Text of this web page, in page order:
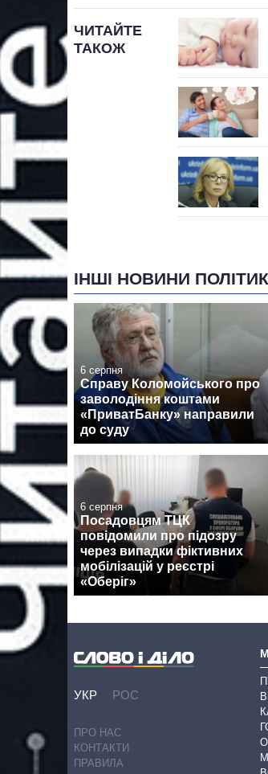
ЧИТАЙТЕ
ТАКОЖ
ІНШІ НОВИНИ
6 серпня
Справу Коломойського про
заволодіння коштами
«ПриватБанку» направили
до суду
6 серпня
Посадовцям ТЦК
повідомили про підозру
через випадки фіктивних
мобілізацій у реєстрі
«Оберіг»
УКР РОС
ПРО НАС
КОНТАКТИ
ПРАВИЛА